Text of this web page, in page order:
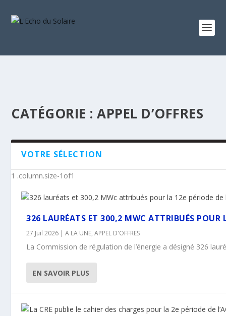
CATÉGORIE :APPEL D’OFFRES
VOTRE SÉLECTION
326 LAURÉATS ET 300,2 MWC ATTRIBUÉS POUR
27 Juil 2026 |A LA UNE,APPEL D'OFFRES
La Commission de régulation de l’énergie a désigné 326
EN SAVOIR PLUS